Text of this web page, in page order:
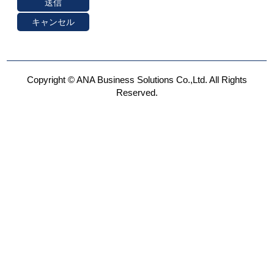
Copyright © ANA Business Solutions Co.,Ltd. All Rights
Reserved.